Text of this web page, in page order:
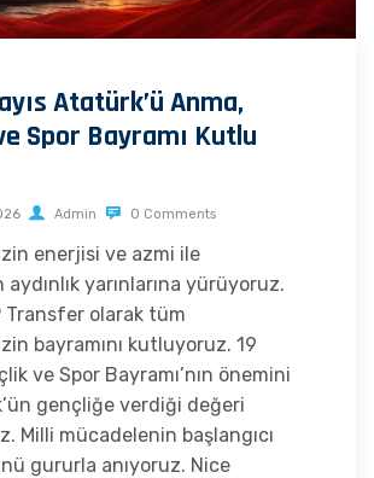
Atatürk’ü Anma,
Spor Bayramı Kutlu
Admin 0 Comments
enerjisi ve azmi ile
aydınlık yarınlarına yürüyoruz.
Transfer olarak tüm
bayramını kutluyoruz. 19
ve Spor Bayramı’nın önemini
gençliğe verdiği değeri
Milli mücadelenin başlangıcı
gururla anıyoruz. Nice